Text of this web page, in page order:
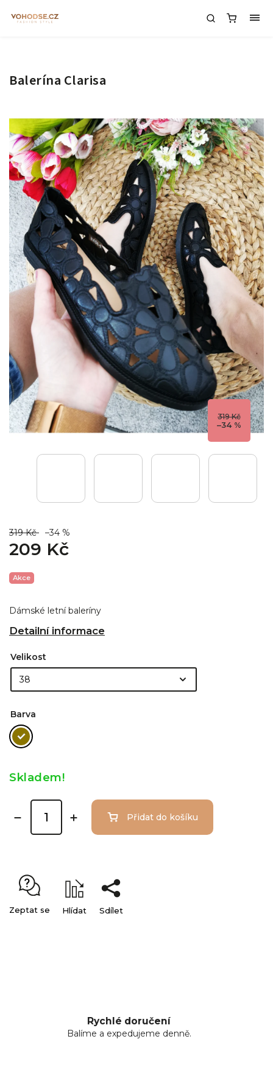
Balerína Clarisa
319 Kč
–34 %
319 Kč –34 %
209 Kč
Dámské letní baleríny
Detailní informace
Akce
Velikost
Barva
Skladem!
Přidat do košíku
Zeptat se Hlídat Sdílet
Rychlé doručení
Balíme a expedujeme denně.